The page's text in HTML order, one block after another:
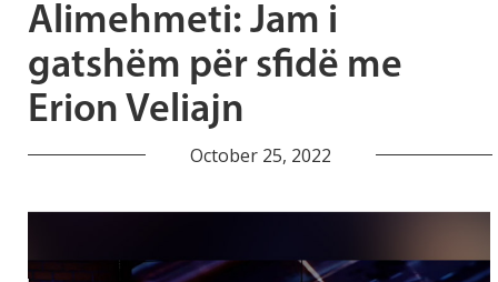
Alimehmeti: Jam i
gatshëm për sfidë me
Erion Veliajn
October 25, 2022